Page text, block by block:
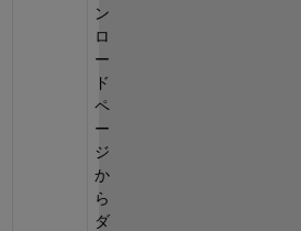
ン
ロ
ー
ド
ペ
ー
ジ
か
ら
ダ